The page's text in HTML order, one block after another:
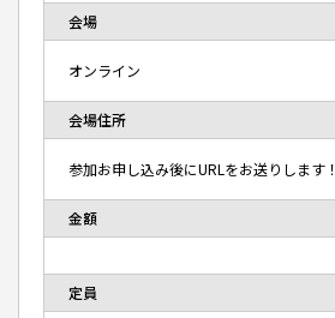
会場
オンライン
会場住所
参加お申し込み後にURLをお送りします！
金額
定員